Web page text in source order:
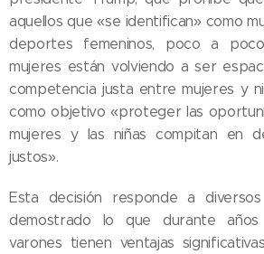
aquellos que «se identifican» como
deportes femeninos, poco a
mujeres están volviendo a ser
competencia justa entre mujeres y
como objetivo «proteger las
mujeres y las niñas compitan en
justos».
Esta decisión responde a
demostrado lo que durante
varones tienen ventajas